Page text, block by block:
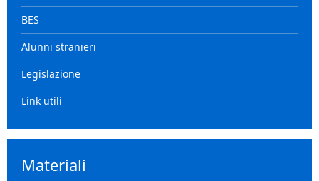
BES
Alunni stranieri
Legislazione
Link utili
Materiali